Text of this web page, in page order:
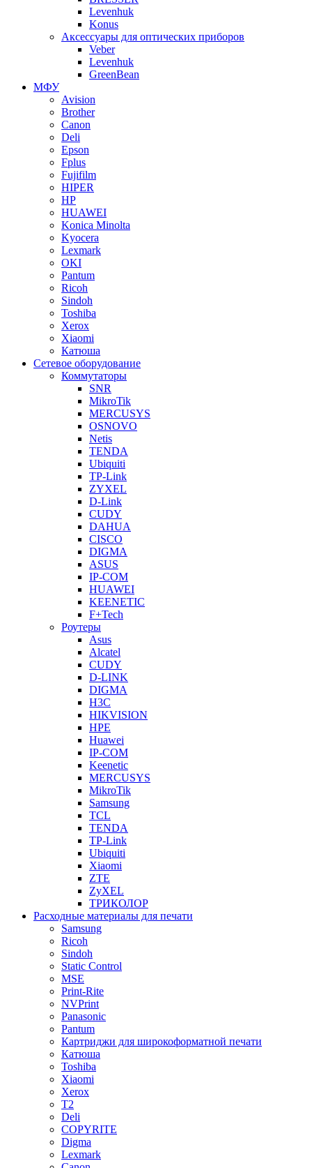
Levenhuk
Konus
Аксессуары для оптических приборов
Veber
Levenhuk
GreenBean
МФУ
Avision
Brother
Canon
Deli
Epson
Fplus
Fujifilm
HIPER
HP
HUAWEI
Konica Minolta
Kyocera
Lexmark
OKI
Pantum
Ricoh
Sindoh
Toshiba
Xerox
Xiaomi
Катюша
Сетевое оборудование
Коммутаторы
SNR
MikroTik
MERCUSYS
OSNOVO
Netis
TENDA
Ubiquiti
TP-Link
ZYXEL
D-Link
CUDY
DAHUA
CISCO
DIGMA
ASUS
IP-COM
HUAWEI
KEENETIC
F+Tech
Роутеры
Asus
Alcatel
CUDY
D-LINK
DIGMA
H3C
HIKVISION
HPE
Huawei
IP-COM
Keenetic
MERCUSYS
MikroTik
Samsung
TCL
TENDA
TP-Link
Ubiquiti
Xiaomi
ZTE
ZyXEL
ТРИКОЛОР
Расходные материалы для печати
Samsung
Ricoh
Sindoh
Static Control
MSE
Print-Rite
NVPrint
Panasonic
Pantum
Картриджи для широкоформатной печати
Катюша
Toshiba
Xiaomi
Xerox
T2
Deli
COPYRITE
Digma
Lexmark